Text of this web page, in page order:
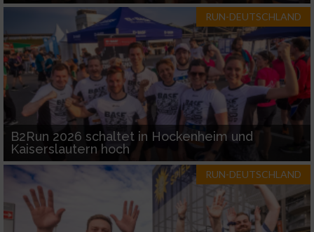
RUN-DEUTSCHLAND
B2Run 2026 schaltet in Hockenheim und
Kaiserslautern hoch
RUN-DEUTSCHLAND